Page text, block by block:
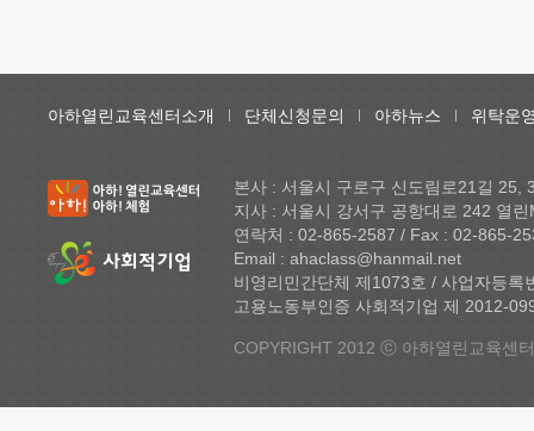
아하열린교육센터소개 단체신청문의 아하뉴스 위탁운
본사 : 서울시 구로구 신도림로21길 25,
지사 : 서울시 강서구 공항대로 242 열
연락처 : 02-865-2587 / Fax : 02-865-
Email : ahaclass@hanmail.net
비영리민간단체 제1073호 / 사업자등록
고용노동부인증 사회적기업 제 2012-
COPYRIGHT 2012 ⓒ 아하열린교육센